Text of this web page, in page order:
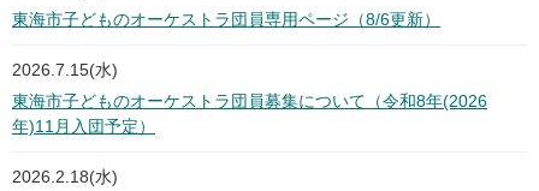
東海市子どものオーケストラ団員専用ページ（8/6更新）
2026.7.15(水)
東海市子どものオーケストラ団員募集について（令和8年(2026
年)11月入団予定）
2026.2.18(水)